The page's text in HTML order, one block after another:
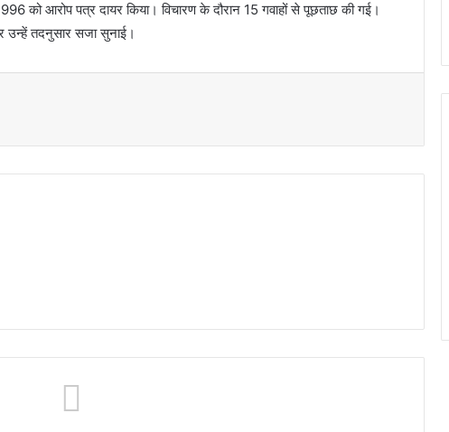
को आरोप पत्र दायर किया। विचारण के दौरान 15 गवाहों से पूछताछ की गई।
उन्हें तदनुसार सजा सुनाई।